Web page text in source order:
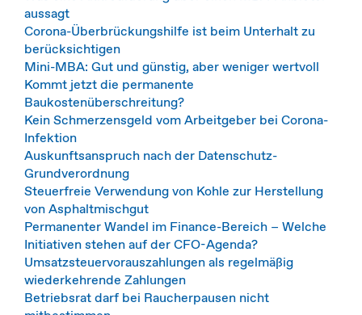
aussagt
Corona-Überbrückungshilfe ist beim Unterhalt zu
berücksichtigen
Mini-MBA: Gut und günstig, aber weniger wertvoll
Kommt jetzt die permanente
Baukostenüberschreitung?
Kein Schmerzensgeld vom Arbeitgeber bei Corona-
Infektion
Auskunftsanspruch nach der Datenschutz-
Grundverordnung
Steuerfreie Verwendung von Kohle zur Herstellung
von Asphaltmischgut
Permanenter Wandel im Finance-Bereich − Welche
Initiativen stehen auf der CFO-Agenda?
Umsatzsteuervorauszahlungen als regelmäßig
wiederkehrende Zahlungen
Betriebsrat darf bei Raucherpausen nicht